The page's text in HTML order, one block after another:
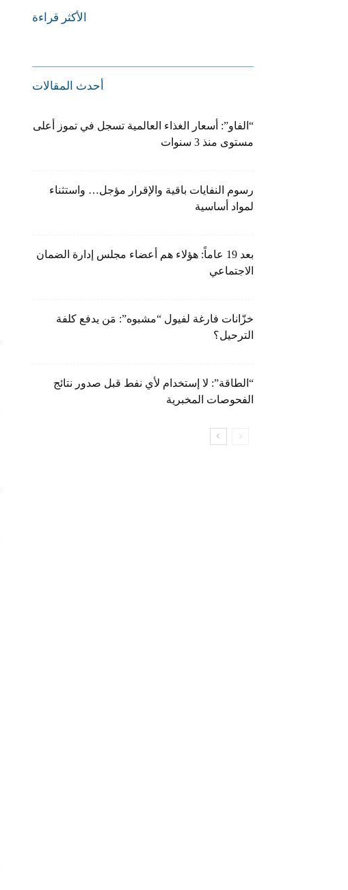
الأكثر قراءة
أحدث المقالات
“الفاو”: أسعار الغذاء العالمية تسجل في تموز أعلى
مستوى منذ 3 سنوات
رسوم النفايات باقية والإقرار مؤجل… واستثناء
لمواد أساسية
بعد 19 عاماً: هؤلاء هم أعضاء مجلس إدارة الضمان
الاجتماعي
خزّانات فارغة لفيول “مشبوه”: مَن يدفع كلفة
الترحيل؟
“الطاقة”: لا إستخدام لأي نفط قبل صدور نتائج
الفحوصات المخبرية